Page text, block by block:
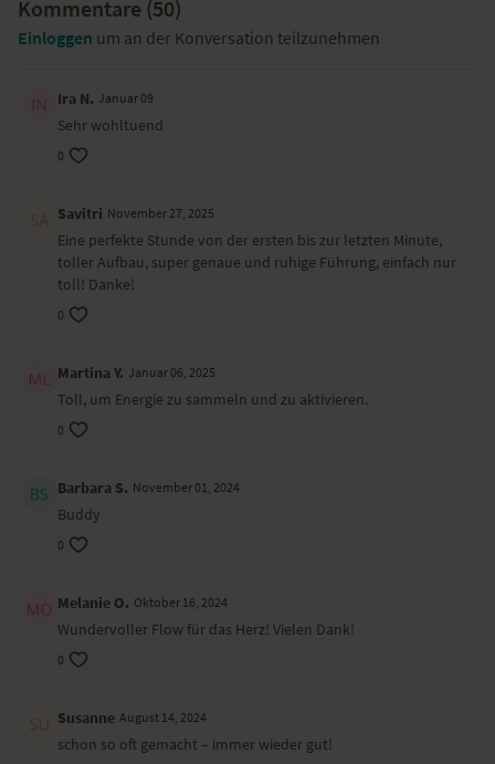
Handtuch.
YogaEasy-Qualität entspricht.
Kommentare (50)
Einloggen um an der Konversation teilzunehmen
Ira N. Januar 09
Sehr wohltuend
0
Savitri November 27, 2025
Eine perfekte Stunde von der ersten bis zur letzten Minute,
toller Aufbau, super genaue und ruhige Führung, einfach nur
toll! Danke!
0
Martina Y. Januar 06, 2025
Toll, um Energie zu sammeln und zu aktivieren.
0
Barbara S. November 01, 2024
Buddy
0
Melanie O. Oktober 16, 2024
Wundervoller Flow für das Herz! Vielen Dank!
0
Susanne August 14, 2024
schon so oft gemacht – immer wieder gut!